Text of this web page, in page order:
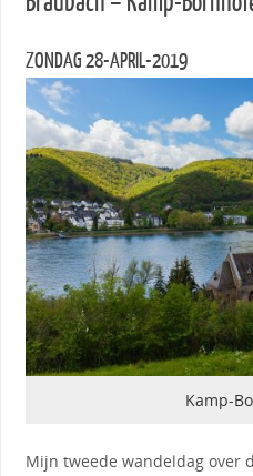
ZONDAG 28-APRIL-2019
Kamp-
Mijn tweede wandeldag over